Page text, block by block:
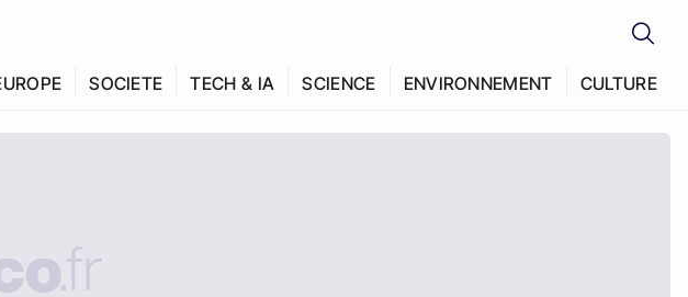
SOCIETE TECH & IA SCIENCE ENVIRONNEMENT CULTURE